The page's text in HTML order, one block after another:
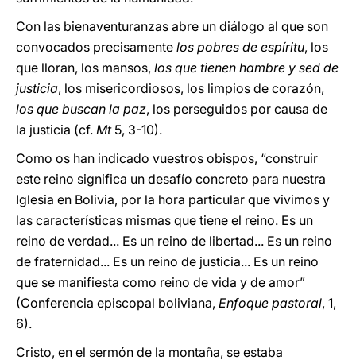
Con las bienaventuranzas abre un diálogo al que son
convocados precisamente los pobres de espíritu, los
que lloran, los mansos, los que tienen hambre y sed de
justicia, los misericordiosos, los limpios de corazón,
los que buscan la paz, los perseguidos por causa de
la justicia (cf. Mt5, 3-10).
Como os han indicado vuestros obispos, “construir
este reino significa un desafío concreto para nuestra
Iglesia en Bolivia, por la hora particular que vivimos y
las características mismas que tiene el reino. Es un
reino de verdad... Es un reino de libertad... Es un reino
de fraternidad... Es un reino de justicia... Es un reino
que se manifiesta como reino de vida y de amor”
(Conferencia episcopal boliviana, Enfoque pastoral, 1,
6).
Cristo, en el sermón de la montaña, se estaba